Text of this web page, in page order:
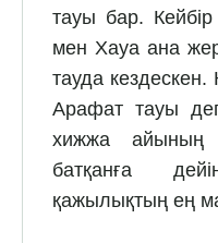
тауы бар.
мен Хауа ана
тауда
Арафат тауы
хижжа айының
батқанға
қажылықтың ең